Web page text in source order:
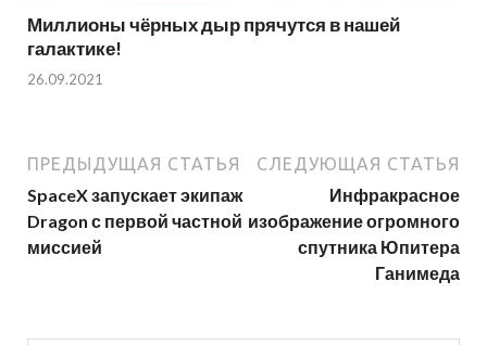
Миллионы чёрных дыр прячутся в нашей
галактике!
26.09.2021
ПРЕДЫДУЩАЯ СТАТЬЯ
SpaceX запускает экипаж
Dragon с первой частной
миссией
СЛЕДУЮЩАЯ СТАТЬЯ
Инфракрасное
изображение огромного
спутника Юпитера
Ганимеда